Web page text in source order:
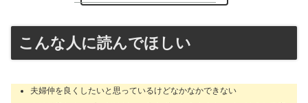
こんな人に読んでほしい
夫婦仲を良くしたいと思っているけどなかなかできない